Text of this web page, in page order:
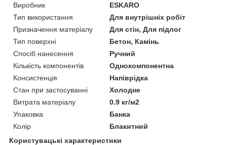
Виробник
ESKARO
Тип використання
Для внутрішніх робіт
Призначення матеріалу
Для стін, Для підлог
Тип поверхні
Бетон, Камінь
Спосіб нанесення
Ручний
Кількість компонентів
Однокомпонентна
Консистенція
Напіврідка
Стан при застосуванні
Холодне
Витрата матеріалу
0.9 кг/м2
Упаковка
Банка
Колір
Блакитний
Користувацькi характеристики